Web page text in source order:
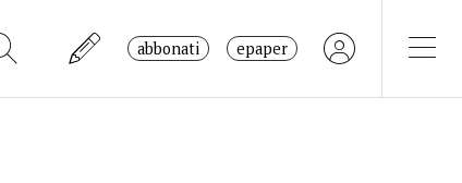
abbonati epaper